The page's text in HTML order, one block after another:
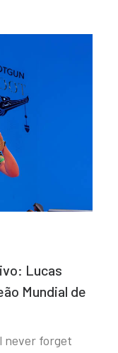
Lucas
Mundial de
never forget